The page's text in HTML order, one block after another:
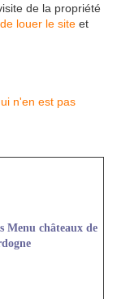
de la propriété
de louer le site et
Menu châteaux de